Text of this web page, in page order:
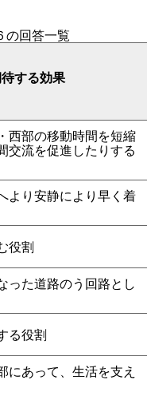
の回答一覧
する効果
西部の移動時間を短縮
交流を促進したりする
より安静により早く着
役割
った道路のう回路とし
る役割
にあって、生活を支え